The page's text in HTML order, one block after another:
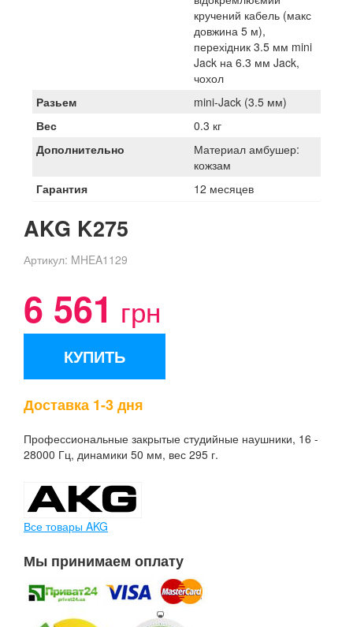
кручений кабель (макс
довжина 5 м),
перехідник 3.5 мм mini
Jack на 6.3 мм Jack,
чохол
Разьем
mini-Jack (3.5 мм)
Вес
0.3 кг
Дополнительно
Материал амбушер:
кожзам
Гарантия
12 месяцев
AKG K275
Артикул: MHEA1129
6 561 грн
КУПИТЬ
Доставка 1-3 дня
Профессиональные закрытые студийные наушники, 16 -
28000 Гц, динамики 50 мм, вес 295 г.
Все товары AKG
Мы принимаем оплату